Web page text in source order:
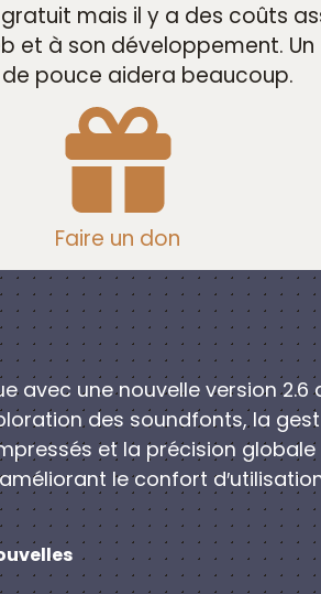
mais il y a des coûts
et à son développement.
pouce aidera beaucoup.
Faire un don
avec une nouvelle version 2.6
des soundfonts, la
et la précision globale
le confort